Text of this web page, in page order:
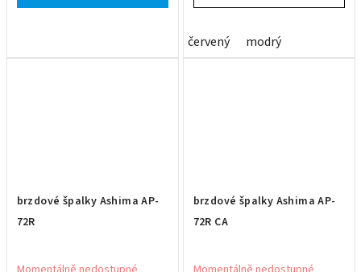
červený modrý
brzdové špalky Ashima AP-
72R
brzdové špalky Ashima AP-
72R CA